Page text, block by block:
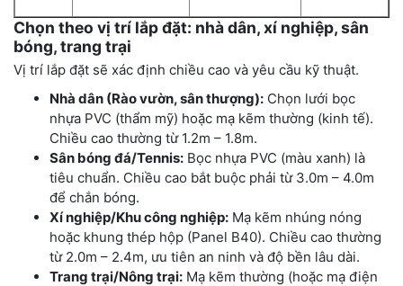
Chọn theo vị trí lắp đặt: nhà dân, xí nghiệp, sân
bóng, trang trại
Vị trí lắp đặt sẽ xác định chiều cao và yêu cầu kỹ thuật.
Nhà dân (Rào vườn, sân thượng): Chọn lưới bọc
nhựa PVC (thẩm mỹ) hoặc mạ kẽm thường (kinh tế).
Chiều cao thường từ 1.2m – 1.8m.
Sân bóng đá/Tennis: Bọc nhựa PVC (màu xanh) là
tiêu chuẩn. Chiều cao bắt buộc phải từ 3.0m – 4.0m
để chắn bóng.
Xí nghiệp/Khu công nghiệp: Mạ kẽm nhúng nóng
hoặc khung thép hộp (Panel B40). Chiều cao thường
từ 2.0m – 2.4m, ưu tiên an ninh và độ bền lâu dài.
Trang trại/Nông trại: Mạ kẽm thường (hoặc mạ điện